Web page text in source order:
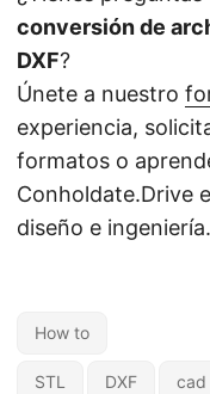
conversión de
DXF?
Únete a nuestro
experiencia,
formatos o
Conholdate.Drive
diseño e ingeniería.
How to
STL DXF cad